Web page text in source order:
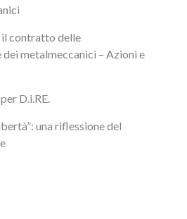
contratto delle
metalmeccanici – Azioni e
D.i.RE.
una riflessione del